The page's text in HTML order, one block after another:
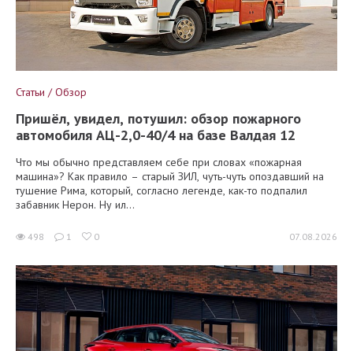
Статьи / Обзор
Пришёл, увидел, потушил: обзор пожарного
автомобиля АЦ-2,0-40/4 на базе Валдая 12
Что мы обычно представляем себе при словах «пожарная
машина»? Как правило – старый ЗИЛ, чуть-чуть опоздавший на
тушение Рима, который, согласно легенде, как-то подпалил
забавник Нерон. Ну ил...
498 1 0 07.08.2026